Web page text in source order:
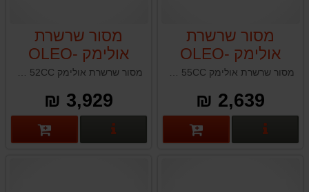
מסור שרשרת
אולימק OLEO-
MAC GSH56
55CC
2,639 ₪
פרטים נוספים
מסור שרשרת
אולימק OLEO-
MAC 952 GS 520
52CC
3,929 ₪
פרטים נוספים